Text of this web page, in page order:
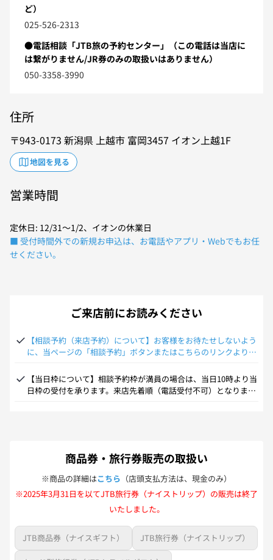
ど）
025-526-2313
●電話相談「JTB旅の予約センター」（この電話は当店に
は繋がりません/JR券のみの取扱いはありません）
050-3358-3990
住所
943-0173 新潟県上越市 富岡3457 イオン上越1F
地図を見る
営業時間
定休日: 12/31～1/2、イオンの休業日
■ 受付時間外での新規お申込は、お電話やアプリ・Webでもお任
せください。
ご来店前にお読みください
【相談予約（来店予約）について】お客様をお待たせしないよう
に、当ページの「相談予約」ボタンまたはこちらのリンクより事
願い致します。
【当日枠について】相談予約枠が満員の場合は、当日10時より当
日枠の受付を承ります。来店先着順（電話受付不可）となります
商品券・旅行券販売の取扱い
※商品の詳細はこちら （店頭支払方法は、現金のみ）
※2025年3月31日を以てJTB旅行券（ナイストリップ）の販売は終了
いたしました。
JTB商品券（ナイスギフト） JTB旅行券（ナイストリップ）